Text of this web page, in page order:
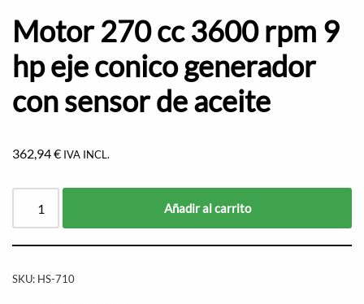
Motor 270 cc 3600 rpm 9
hp eje conico generador
con sensor de aceite
362,94€ IVA INCL.
Añadir al carrito
SKU: HS-710